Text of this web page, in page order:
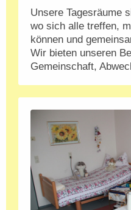
Unsere Tagesräume
wo sich al​le treffen,
können und
Wir bieten unseren
Gemeinschaft,